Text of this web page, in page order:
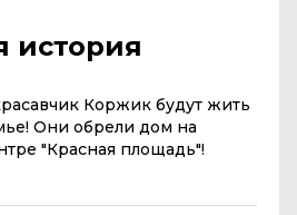
история
Коржик будут жить
Они обрели дом на
"Красная площадь"!